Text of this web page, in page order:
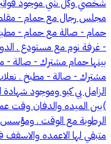
شخصي وكل شي موجود فواتير
مجلس رجال مع حمام -
حمام - صالة مع حمام -
- غرفة نوم مع مستودع .
بينها حمام مشترك - صالة -
مشترك - صالة - مطبخ . نعلات
الزامل بي كيو وموجود
)بين الميده والدفان وقت
متبقي لها الاعمده